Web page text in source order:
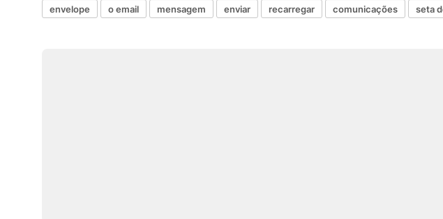
envelope o email mensagem enviar recarregar comunicações seta